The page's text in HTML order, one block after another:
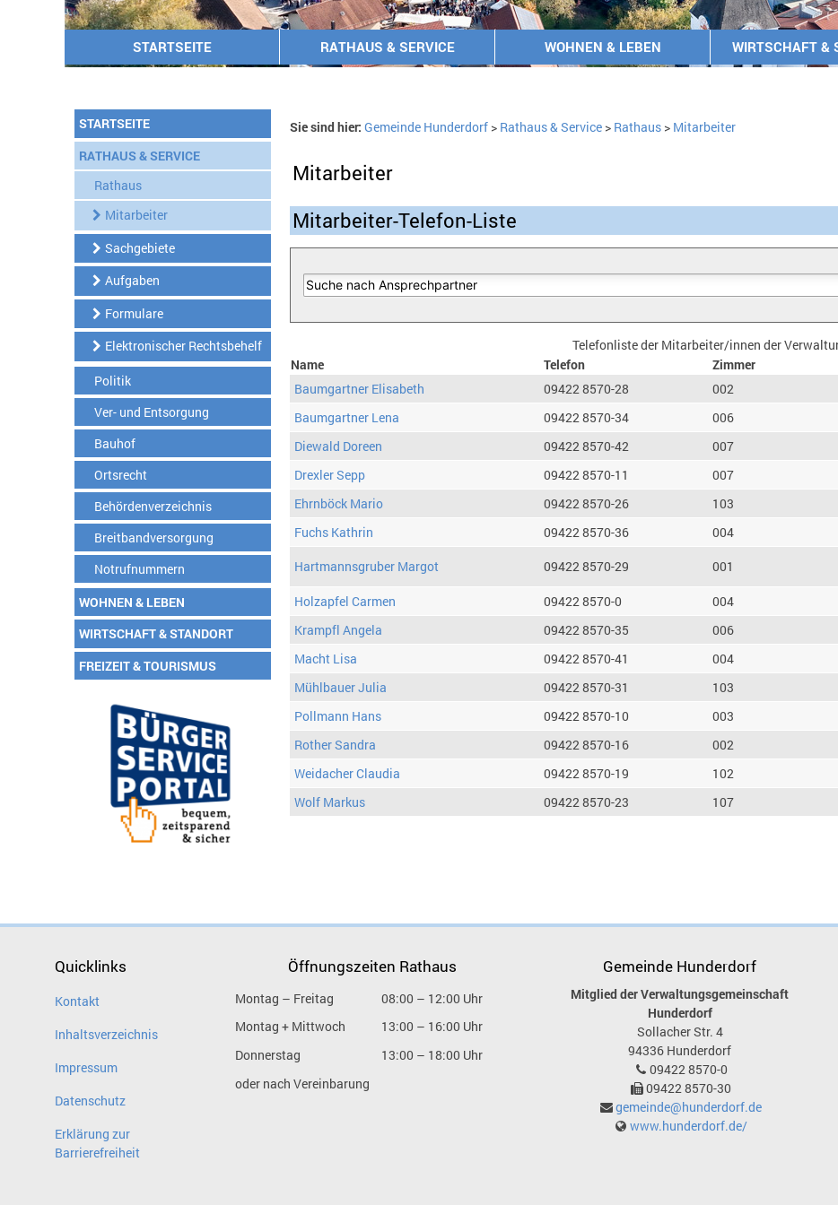
STARTSEITE RATHAUS & SERVICE WOHNEN & LEBEN WIRTSCHAFT &
STARTSEITE
RATHAUS & SERVICE
Rathaus
Mitarbeiter
Sachgebiete
Aufgaben
Formulare
Elektronischer Rechtsbehelf
Politik
Ver- und Entsorgung
Bauhof
Ortsrecht
Behördenverzeichnis
Breitbandversorgung
Notrufnummern
WOHNEN & LEBEN
WIRTSCHAFT & STANDORT
FREIZEIT & TOURISMUS
Sie sind hier: Gemeinde Hunderdorf> Rathaus & Service> Rathaus> Mitarbeiter
Mitarbeiter
Mitarbeiter-Telefon-Liste
Telefonliste der Mitarbeiter/innen der
Name
Telefon Zimmer
Baumgartner Elisabeth
09422 8570-28 002
Baumgartner Lena
09422 8570-34 006
Diewald Doreen
09422 8570-42 007
Drexler Sepp
09422 8570-11 007
Ehrnböck Mario
09422 8570-26 103
Fuchs Kathrin
09422 8570-36 004
Hartmannsgruber Margot
09422 8570-29 001
Holzapfel Carmen
09422 8570-0 004
Krampfl Angela
09422 8570-35 006
Macht Lisa
09422 8570-41 004
Mühlbauer Julia
09422 8570-31 103
Pollmann Hans
09422 8570-10 003
Rother Sandra
09422 8570-16 002
Weidacher Claudia
09422 8570-19 102
Wolf Markus
09422 8570-23 107
Quicklinks
Kontakt
Inhaltsverzeichnis
Impressum
Datenschutz
Erklärung zur
Barrierefreiheit
Öffnungszeiten Rathaus
Montag – Freitag
08:00 – 12:00 Uhr
Montag + Mittwoch
13:00 – 16:00 Uhr
Donnerstag
13:00 – 18:00 Uhr
oder nach Vereinbarung
Gemeinde Hunderdorf
Mitglied der Verwaltungsgemeinschaft
Hunderdorf
Sollacher Str. 4
94336 Hunderdorf
09422 8570-0
09422 8570-30
gemeinde@hunderdorf.de
www.hunderdorf.de/